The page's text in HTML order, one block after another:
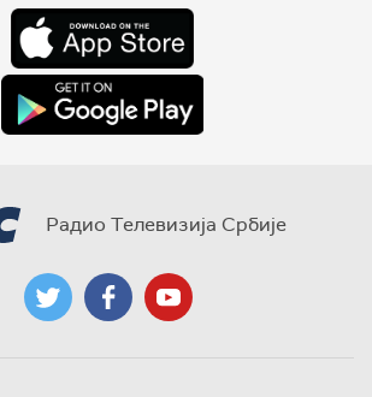
Радио Телевизија Србије